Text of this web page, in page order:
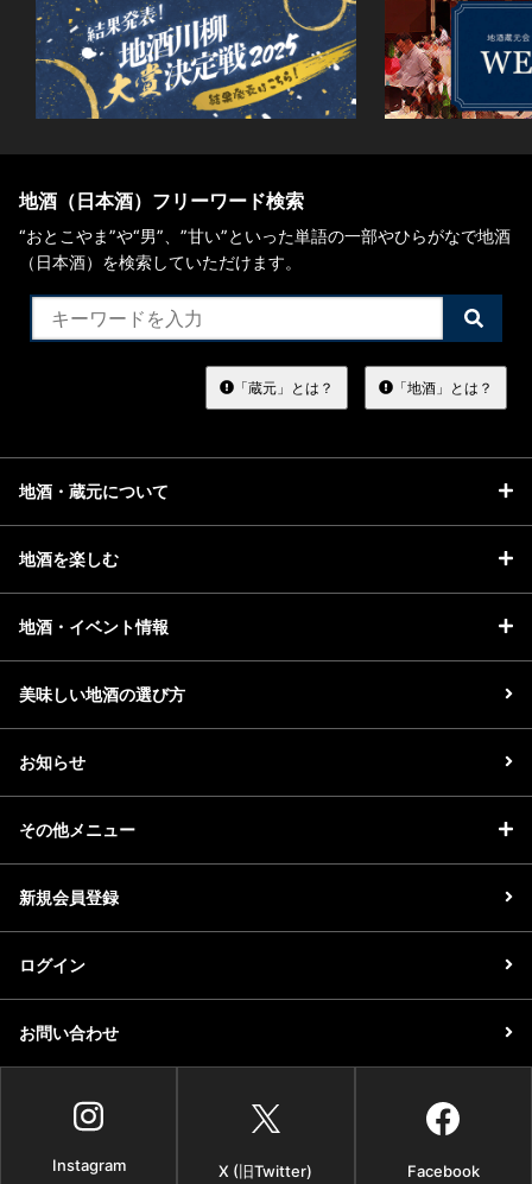
地酒（日本酒）フリーワード検索
“おとこやま”や“男”、”甘い”といった単語の一部やひらがなで地酒
（日本酒）を検索していただけます。
検
索
る
「蔵元」とは？ 「地酒」とは？
地酒・蔵元について
地酒を楽しむ
地酒・イベント情報
美味しい地酒の選び方
お知らせ
その他メニュー
新規会員登録
ログイン
お問い合わせ
Instagram X (旧Twitter) Facebook